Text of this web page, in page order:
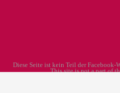
Diese Seite ist kein Teil der Facebook-
This site is not a part of